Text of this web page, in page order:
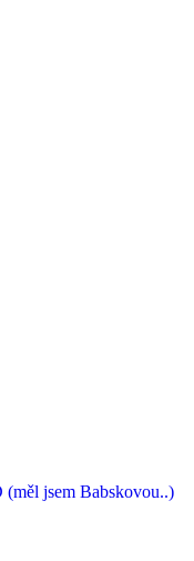
(měl jsem Babskovou..)